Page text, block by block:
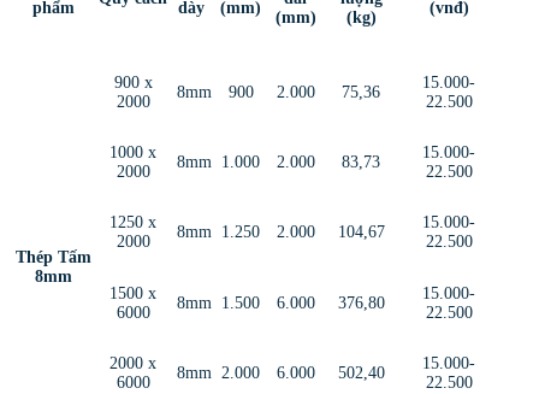
phẩm
dày
(mm)
(mm)
(kg)
(vnđ)
Thép Tấm
8mm
900 x
2000
8mm 900 2.000 75,36
15.000-
22.500
1000 x
2000
8mm 1.000 2.000 83,73
15.000-
22.500
1250 x
2000
8mm 1.250 2.000 104,67
15.000-
22.500
1500 x
6000
8mm 1.500 6.000 376,80
15.000-
22.500
2000 x
6000
8mm 2.000 6.000 502,40
15.000-
22.500